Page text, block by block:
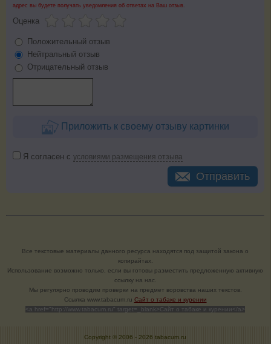
адрес вы будете получать уведомления об ответах на Ваш отзыв.
Оценка
Положительный отзыв
Нейтральный отзыв
Отрицательный отзыв
Приложить к своему отзыву картинки
Я согласен с условиями размещения отзыва
Отправить
Все текстовые материалы данного ресурса находятся под защитой закона о
копирайтах.
Использование возможно только, если вы готовы разместить предложенную активную
ссылку на нас.
Мы регулярно проводим проверки на предмет воровства наших текстов.
Cсылка www.tabacum.ru Сайт о табаке и курении
<a href="http://www.tabacum.ru" target=_blank>Сайт о табаке и курении</a>
Copyright © 2006 - 2026 tabacum.ru